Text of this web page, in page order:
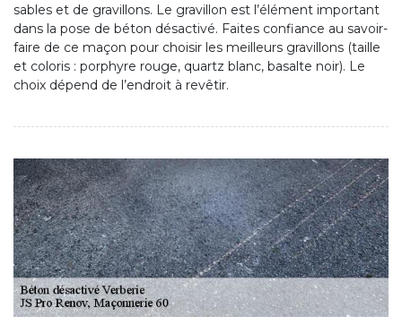
sables et de gravillons. Le gravillon est l’élément important
dans la pose de béton désactivé. Faites confiance au savoir-
faire de ce maçon pour choisir les meilleurs gravillons (taille
et coloris : porphyre rouge, quartz blanc, basalte noir). Le
choix dépend de l’endroit à revêtir.